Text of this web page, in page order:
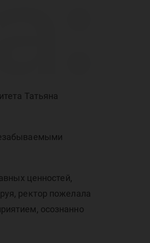
Татьяна
ценностей,
ректор пожелала
осознанно